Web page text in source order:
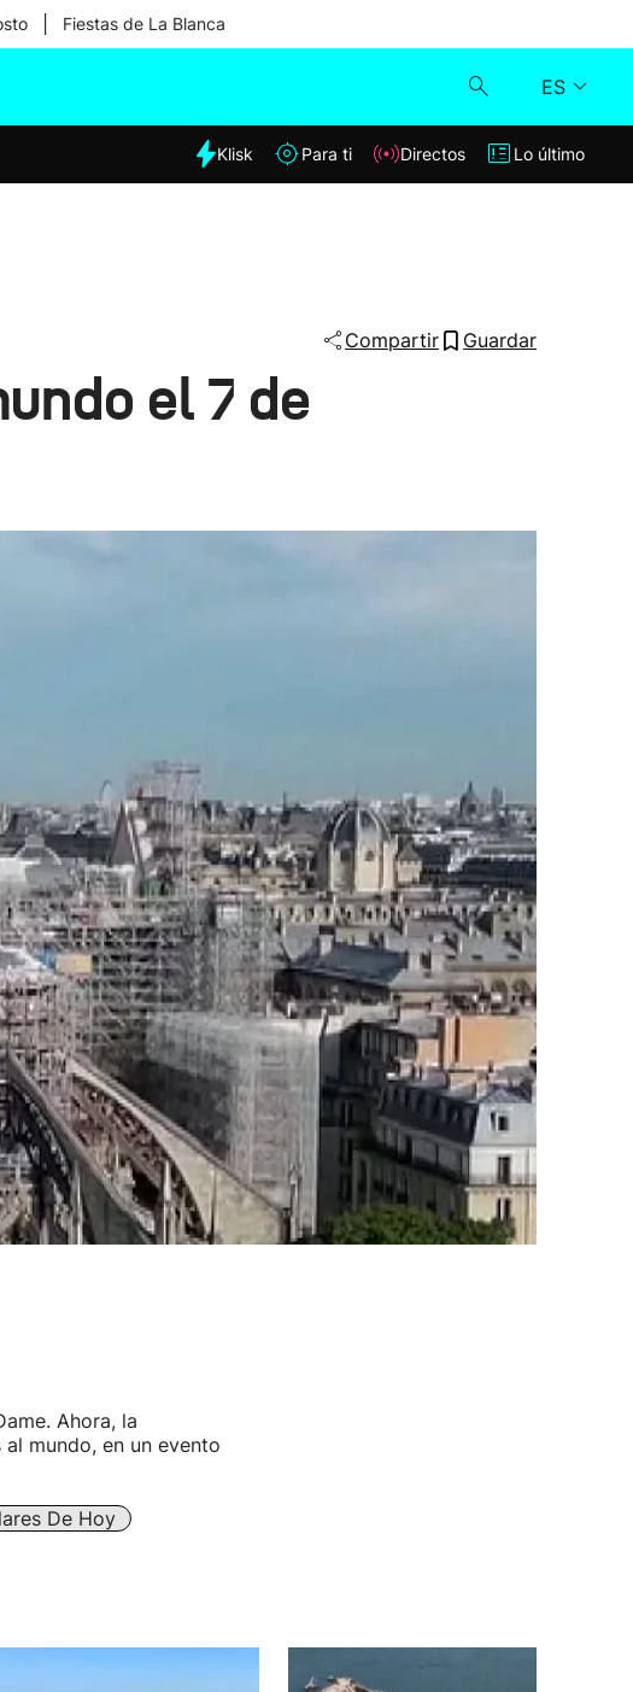
Fiestas de La Blanca
ES
Klisk
Klisk Para ti Directos Lo último
Compartir Guardar
el 7 de
Ahora, la
mundo, en un evento
De Hoy